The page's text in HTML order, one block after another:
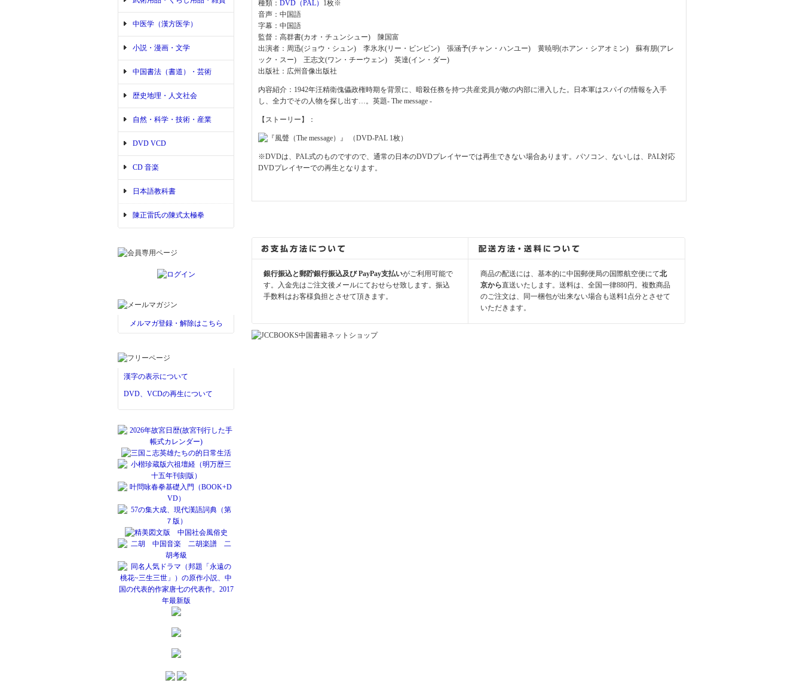
中医学（漢方医学）
小説・漫画・文学
中国書法（書道）・芸術
歴史地理・人文社会
自然・科学・技術・産業
DVD VCD
CD 音楽
日本語教科書
陳正雷氏の陳式太極拳
メルマガ登録・解除はこちら
漢字の表示について
DVD、VCDの再生について
種類： DVD（PAL） 1枚※
音声：中国語
字幕：中国語
監督：高群書(カオ・チュンシュー) 陳国富
出演者：周迅(ジョウ・シュン) 李氷氷(リー・ビンビン) 張涵予(チャン・ハンユー) 黄暁明(ホアン・シアオミン) 蘇有朋(アレ
ック・スー) 王志文(ワン・チーウェン) 英達(イン・ダー)
出版社：広州音像出版社
内容紹介：1942年汪精衛傀儡政権時期を背景に、暗殺任務を持つ共産党員が敵の内部に潜入した。日本軍はスパイの情報を入手
し、全力でその人物を探し出す…。英題- The message -
【ストーリー】：
※DVDは、PAL式のものですので、通常の日本のDVDプレイヤーでは再生できない場合あります。パソコン、ないしは、PAL対応
DVDプレイヤーでの再生となります。
銀行振込と郵貯銀行振込及び PayPay支払いがご利用可能で
す。入金先はご注文後メールにておせらせ致します。振込
手数料はお客様負担とさせて頂きます。
商品の配送には、基本的に中国郵便局の国際航空便にて北
京から直送いたします。送料は、全国一律880円。複数商品
のご注文は、同一梱包が出来ない場合も送料1点分とさせて
いただきます。